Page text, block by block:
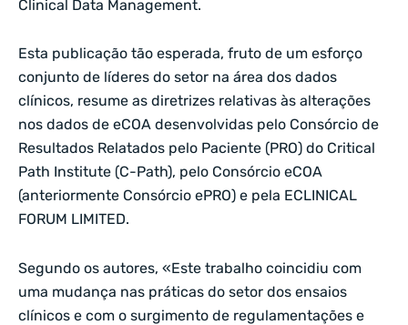
Clinical Data Management.
Esta publicação tão esperada, fruto de um esforço
conjunto de líderes do setor na área dos dados
clínicos, resume as diretrizes relativas às alterações
nos dados de eCOA desenvolvidas pelo Consórcio de
Resultados Relatados pelo Paciente (PRO) do Critical
Path Institute (C-Path), pelo Consórcio eCOA
(anteriormente Consórcio ePRO) e pela ECLINICAL
FORUM LIMITED.
Segundo os autores, «Este trabalho coincidiu com
uma mudança nas práticas do setor dos ensaios
clínicos e com o surgimento de regulamentações e